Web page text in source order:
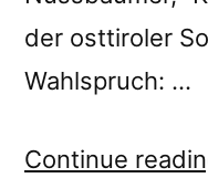
der osttiroler
Wahlspruch: …
Continue